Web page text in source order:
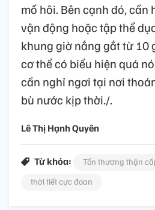
mồ hôi. Bên cạnh đó, cần
vận động hoặc tập thể
khung giờ nắng gắt từ 10
cơ thể có biểu hiện quá
cần nghỉ ngơi tại nơi
bù nước kịp thời./.
Lê Thị Hạnh Quyên
Từ khóa: Tổn thương thận
thời tiết cực đoan